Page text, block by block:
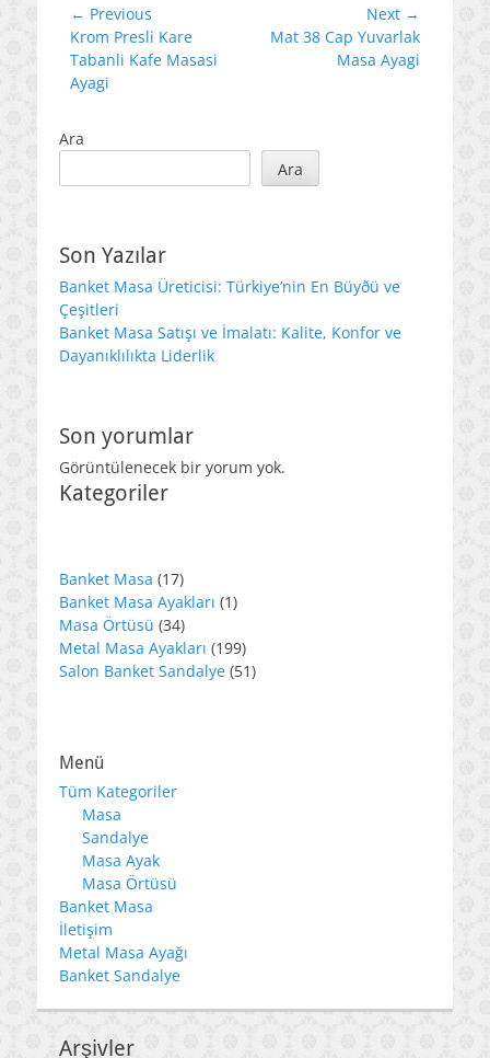
Yazı
gezinmesi
← Previous
Previous
post:
Krom Presli Kare
Tabanli Kafe Masasi
Ayagi
Next →
NextMat 38 Cap Yuvarlak
Masa Ayagi
Ara
Ara
Son Yazılar
Banket Masa Üreticisi: Türkiye’nin En Büyðü ve
Çeşitleri
Banket Masa Satışı ve İmalatı: Kalite, Konfor ve
Dayanıklılıkta Liderlik
Son yorumlar
Görüntülenecek bir yorum yok.
Kategoriler
Banket Masa 1717
ürün
Banket Masa Ayakları 11
Masa Örtüsü 3434
ürün
Metal Masa Ayakları 199199
ürün
Salon Banket Sandalye 5151
Menü
Tüm Kategoriler
Masa
Sandalye
Masa Ayak
Masa Örtüsü
Banket Masa
İletişim
Metal Masa Ayağı
Banket Sandalye
Arşivler